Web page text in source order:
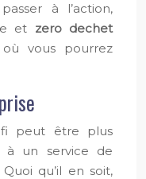
à l’action,
et zero dechet
vous pourrez
peut être plus
à un service de
qu’il en soit,